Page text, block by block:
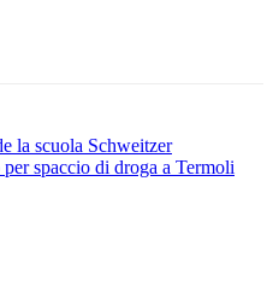
la scuola Schweitzer
spaccio di droga a Termoli